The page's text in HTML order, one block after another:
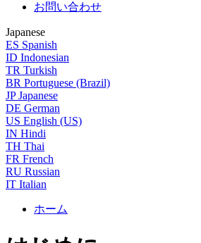
お問い合わせ
Japanese
ES Spanish
ID Indonesian
TR Turkish
BR Portuguese (Brazil)
JP Japanese
DE German
US English (US)
IN Hindi
TH Thai
FR French
RU Russian
IT Italian
ホーム